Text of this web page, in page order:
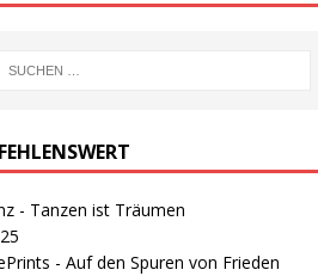
- Tanzen ist Träumen
- Auf den Spuren von Frieden